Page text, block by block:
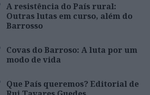
A resistência do País rural:
Outras lutas em curso, além do
Barrosso
Covas do Barroso: A luta por um
modo de vida
Que País queremos? Editorial de